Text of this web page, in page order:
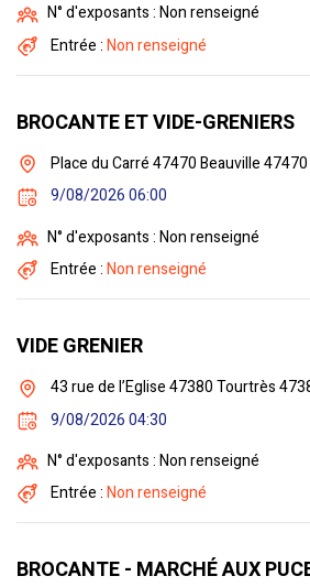
N° d'exposants : Non renseigné
Entrée :Non renseigné
BROCANTE ET VIDE-GRENIERS
Place du Carré 47470 Beauville
9/08/2026 06:00
N° d'exposants : Non renseigné
Entrée :Non renseigné
VIDE GRENIER
43 rue de l’Eglise 47380 Tourtrès
9/08/2026 04:30
N° d'exposants : Non renseigné
Entrée :Non renseigné
BROCANTE - MARCHÉ AUX